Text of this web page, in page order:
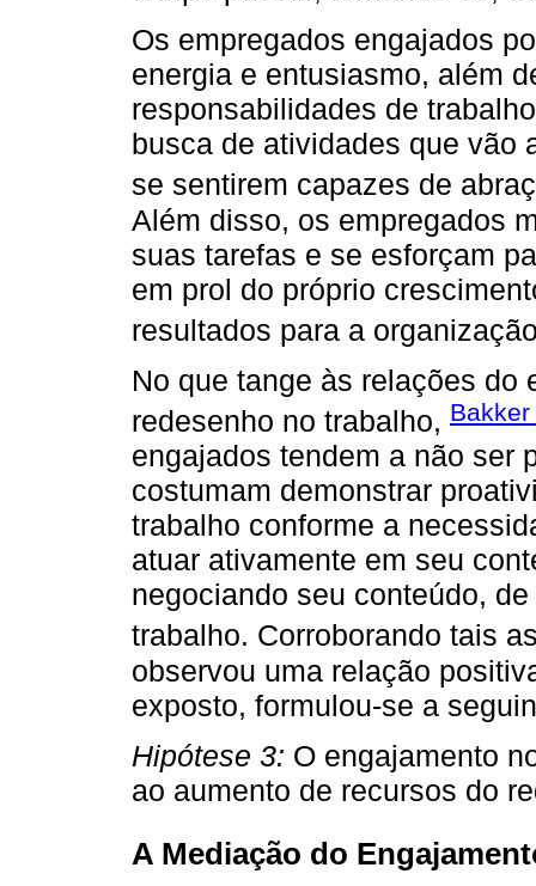
Os empregados engajados
energia e entusiasmo, além
responsabilidades de
busca de atividades que vão
se sentirem capazes de
Além disso, os empregados
suas tarefas e se esforçam
em prol do próprio
resultados para a
No que tange às relações do
redesenho no trabalho, Bakker
engajados tendem a não ser
costumam demonstrar
trabalho conforme a
atuar ativamente em seu
negociando seu conteúdo,
trabalho. Corroborando tais
observou uma relação
exposto, formulou-se a
Hipótese 3: O engajamento
ao aumento de recursos do
A Mediação do